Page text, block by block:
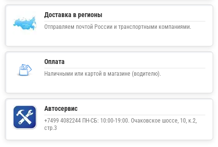
Доставка в регионы
Отправляем почтой России и транспортными компаниями.
Оплата
Наличными или картой в магазине (водителю).
Автосервис
+7499 4082244 ПН-СБ: 10:00-19:00. Очаковское шоссе, 10, к.2,
стр.3